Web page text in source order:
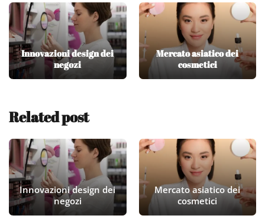
Innovazioni design dei
negozi
Mercato asiatico dei
cosmetici
Related post
Innovazioni design dei
negozi
Mercato asiatico dei
cosmetici